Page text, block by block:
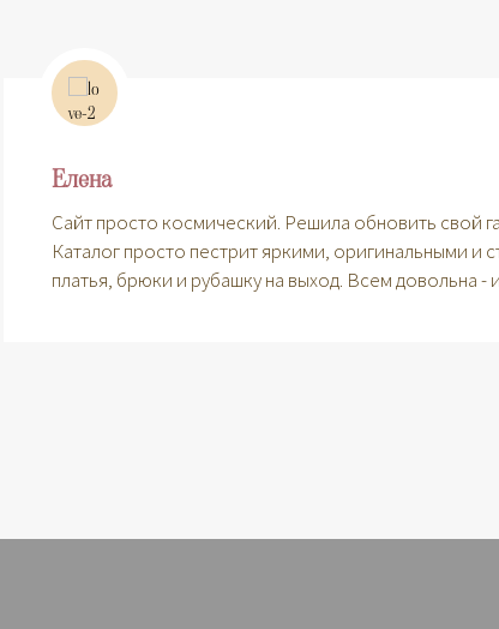
Елена
Сайт просто космический. Решила обновить свой
Каталог просто пестрит яркими, оригинальными и
платья, брюки и рубашку на выход. Всем довольна -